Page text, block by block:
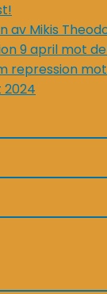
av Mikis
9 april mot
repression
2024